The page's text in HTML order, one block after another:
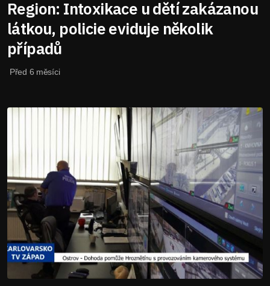
Region: Intoxikace u dětí zakázanou
látkou, policie eviduje několik
případů
Před 6 měsíci